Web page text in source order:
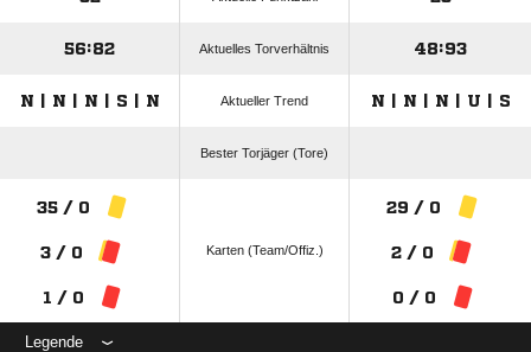
56:82 Aktuelles Torverhältnis 48:93
N | N | N | S | N Aktueller Trend N | N | N | U | S
Bester Torjäger (Tore)
35 / 0
3 / 0
1 / 0
Karten (Team/Offiz.)
29 / 0
2 / 0
0 / 0
Legende